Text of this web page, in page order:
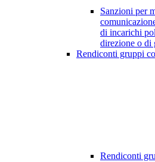
Sanzioni per
di incarichi
direzione o di
Rendiconti gruppi
Rendiconti